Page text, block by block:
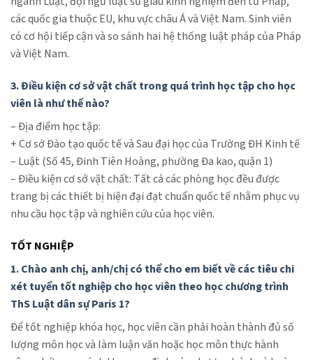
các quốc gia thuộc EU, khu vực châu Á và Việt Nam. Sinh viên
có cơ hội tiếp cận và so sánh hai hệ thống luật pháp của Pháp
và Việt Nam.
3. Điều kiện cơ sở vật chất trong quá trình học tập cho học
viên là như thế nào?
– Địa điểm học tập:
+ Cơ sở Đào tạo quốc tế và Sau đại học của Trường ĐH Kinh tế
– Luật (Số 45, Đinh Tiên Hoàng, phường Đa kao, quận 1)
– Điều kiện cơ sở vật chất: Tất cả các phòng học đều được
trang bị các thiết bị hiện đại đạt chuẩn quốc tế nhằm phục vụ
nhu cầu học tập và nghiên cứu của học viên.
TỐT NGHIỆP
1. Chào anh chị, anh/chị có thể cho em biết về các tiêu chi
xét tuyển tốt nghiệp cho học viên theo học chương trình
ThS Luật dân sự Paris 1?
Để tốt nghiệp khóa học, học viên cần phải hoàn thành đủ số
lượng môn học và làm luận văn hoặc học môn thực hành